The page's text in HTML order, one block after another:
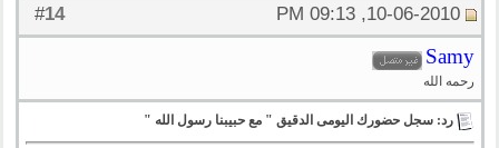
#
14 10-06-2010, 09:13 PM
Samy
رحمه الله
رد: سجل حضورك اليومى الدقيق " مع حبيبنا رسول الله "